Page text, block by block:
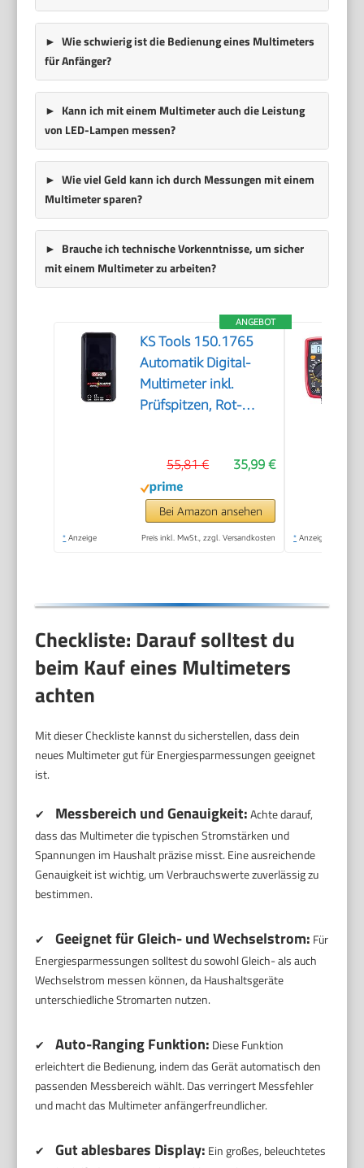
Wie schwierig ist die Bedienung eines Multimeters
für Anfänger?
Kann ich mit einem Multimeter auch die Leistung
von LED-Lampen messen?
Wie viel Geld kann ich durch Messungen mit einem
Multimeter sparen?
Brauche ich technische Vorkenntnisse, um sicher
mit einem Multimeter zu arbeiten?
ANGEBOT
KS Tools 150.1765
Automatik Digital-
Multimeter inkl.
Prüfspitzen, Rot-
35,99 €
55,81 €
Bei Amazon ansehen
* Anzeige Preis inkl. MwSt., zzgl. Versandkosten * Anzeige
Checkliste: Darauf solltest du
beim Kauf eines Multimeters
achten
Mit dieser Checkliste kannst du sicherstellen, dass dein
neues Multimeter gut für Energiesparmessungen geeignet
ist.
✔ Messbereich und Genauigkeit:Achte darauf,
dass das Multimeter die typischen Stromstärken und
Spannungen im Haushalt präzise misst. Eine ausreichende
Genauigkeit ist wichtig, um Verbrauchswerte zuverlässig zu
bestimmen.
✔ Geeignet für Gleich- und Wechselstrom: Für
Energiesparmessungen solltest du sowohl Gleich- als auch
Wechselstrom messen können, da Haushaltsgeräte
unterschiedliche Stromarten nutzen.
✔ Auto-Ranging Funktion: Diese Funktion
erleichtert die Bedienung, indem das Gerät automatisch den
passenden Messbereich wählt. Das verringert Messfehler
und macht das Multimeter anfängerfreundlicher.
✔ Gut ablesbares Display: Ein großes, beleuchtetes